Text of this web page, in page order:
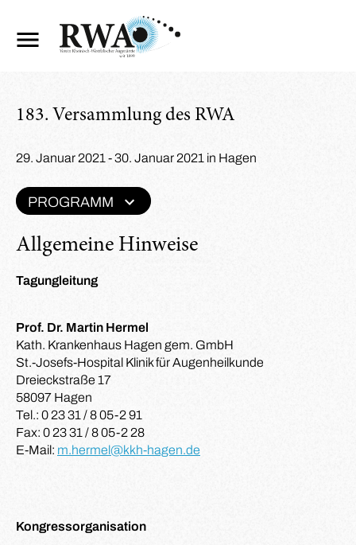
183. Versammlung des RWA
Allgemeine Hinweise
Tagungleitung
Prof. Dr. Martin Hermel
Kath. Krankenhaus Hagen gem. GmbH
St.-Josefs-Hospital Klinik für Augenheilkunde
Dreieckstraße 17
58097 Hagen
Tel.: 0 23 31 / 8 05-2 91
Fax: 0 23 31 / 8 05-2 28
E-Mail: m.hermel@kkh-hagen.de
Kongressorganisation
29. Januar 2021 - 30. Januar 2021 in Hagen
PROGRAMM